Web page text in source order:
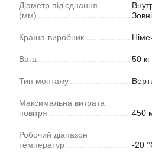
Діаметр під'єднання
(мм)
Країна-виробник
Вага 50 кг
Тип монтажу
Максимальна витрата
повітря
450
Робочий діапазон
температур
-20